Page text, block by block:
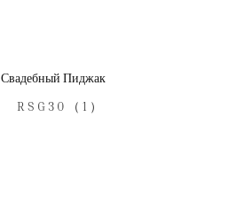
Свадебный Пиджак